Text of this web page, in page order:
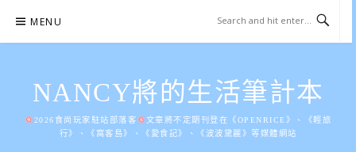
content
MENU
NANCY將的生活筆計本
2026食尚玩家駐站部落客
文章將不定期刊登在《OPENRICE》、《輕旅
行》、《窩客島》、《愛食記》、《波波黛麗》等媒體網站